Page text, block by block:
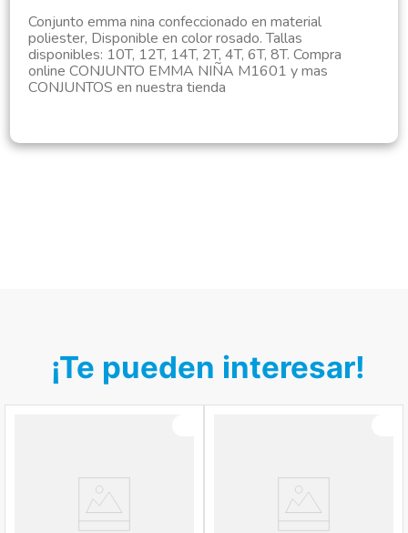
Conjunto emma nina confeccionado en material
poliester, Disponible en color rosado. Tallas
disponibles: 10T, 12T, 14T, 2T, 4T, 6T, 8T. Compra
online CONJUNTO EMMA NIÑA M1601 y mas
CONJUNTOS en nuestra tienda
¡Te pueden interesar!